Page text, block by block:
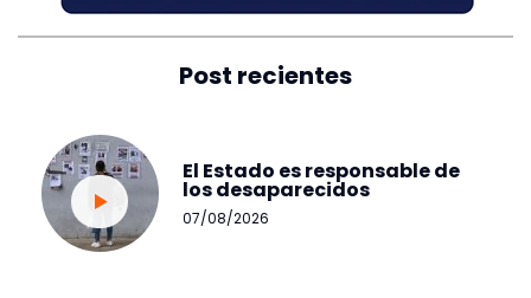
Post recientes
El Estado es responsable de
los desaparecidos
07/08/2026